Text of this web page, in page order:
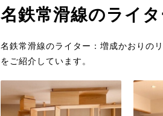
名鉄常滑線のライ
名鉄常滑線のライター：増成かおりの
をご紹介しています。